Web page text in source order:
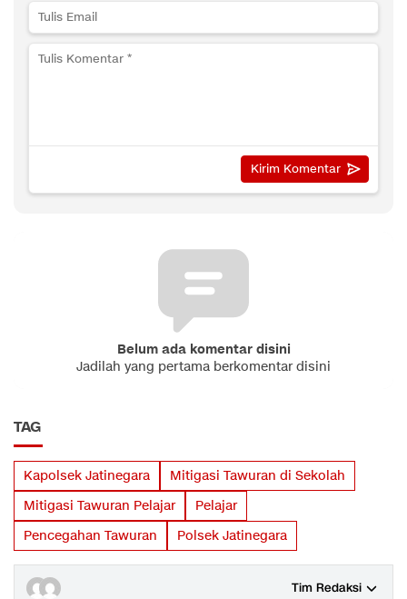
Belum ada komentar disini
Jadilah yang pertama berkomentar disini
TAG
Kapolsek Jatinegara
Mitigasi Tawuran di Sekolah
Mitigasi Tawuran Pelajar
Pelajar
Pencegahan Tawuran
Polsek Jatinegara
Tim Redaksi